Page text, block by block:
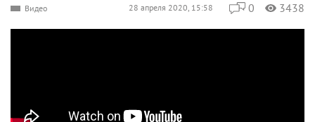
Видео 28 апреля 2020, 15:58 0 3438